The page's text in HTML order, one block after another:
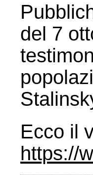
del 7
Ecco il
https://